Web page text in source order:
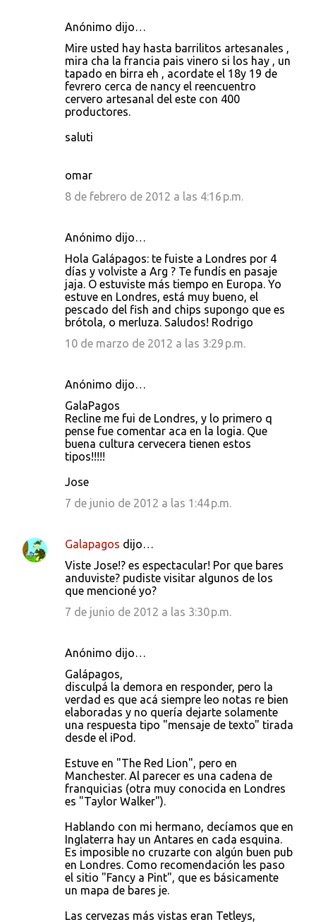
Anónimo dijo…
Mire usted hay hasta barrilitos artesanales ,
mira cha la francia pais vinero si los hay , un
tapado en birra eh , acordate el 18y 19 de
fevrero cerca de nancy el reencuentro
cervero artesanal del este con 400
productores.
saluti
omar
8 de febrero de 2012 a las 4:16 p.m.
Anónimo dijo…
Hola Galápagos: te fuiste a Londres por 4
días y volviste a Arg ? Te fundís en pasaje
jaja. O estuviste más tiempo en Europa. Yo
estuve en Londres, está muy bueno, el
pescado del fish and chips supongo que es
brótola, o merluza. Saludos! Rodrigo
10 de marzo de 2012 a las 3:29 p.m.
Anónimo dijo…
GalaPagos
Recline me fui de Londres, y lo primero q
pense fue comentar aca en la logia. Que
buena cultura cervecera tienen estos
tipos!!!!!
Jose
7 de junio de 2012 a las 1:44 p.m.
Galapagos dijo…
Viste Jose!? es espectacular! Por que bares
anduviste? pudiste visitar algunos de los
que mencioné yo?
7 de junio de 2012 a las 3:30 p.m.
Anónimo dijo…
Galápagos,
disculpá la demora en responder, pero la
verdad es que acá siempre leo notas re bien
elaboradas y no quería dejarte solamente
una respuesta tipo "mensaje de texto" tirada
desde el iPod.
Estuve en "The Red Lion", pero en
Manchester. Al parecer es una cadena de
franquicias (otra muy conocida en Londres
es "Taylor Walker").
Hablando con mi hermano, decíamos que en
Inglaterra hay un Antares en cada esquina.
Es imposible no cruzarte con algún buen pub
en Londres. Como recomendación les paso
el sitio "Fancy a Pint", que es básicamente
un mapa de bares je.
Las cervezas más vistas eran Tetleys,